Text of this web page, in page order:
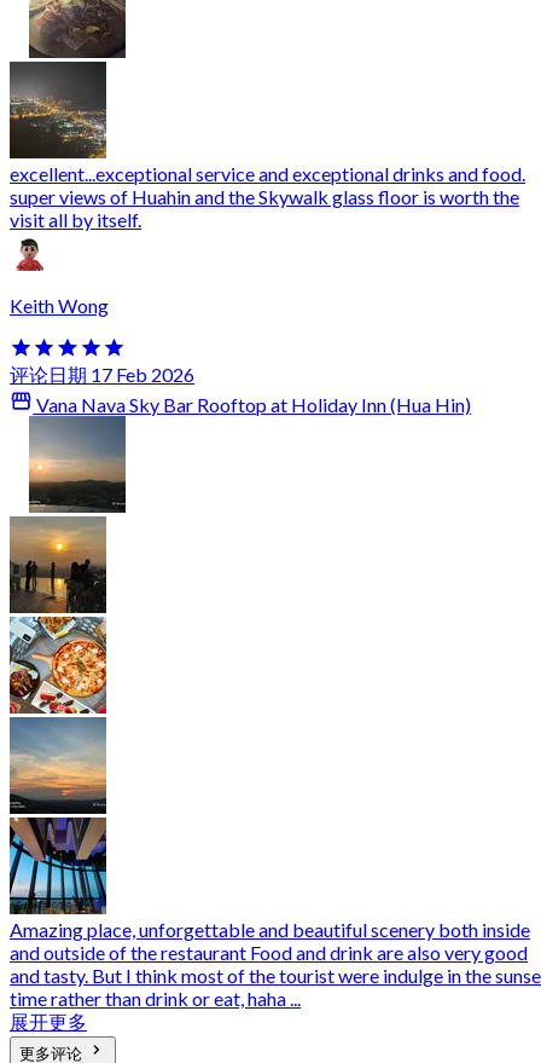
excellent...exceptional service and exceptional drinks and food.
super views of Huahin and the Skywalk glass floor is worth the
visit all by itself.
Keith Wong
评论日期 17 Feb 2026
Vana Nava Sky Bar Rooftop at Holiday Inn (Hua Hin)
Amazing place, unforgettable and beautiful scenery both inside
and outside of the restaurant Food and drink are also very good
and tasty. But I think most of the tourist were indulge in the
time rather than drink or eat, haha ...
展开更多
更多评论